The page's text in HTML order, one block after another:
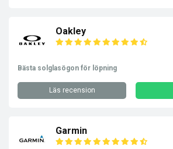
Oakley
Bästa solglasögon för löpning
Läs recension
Garmin